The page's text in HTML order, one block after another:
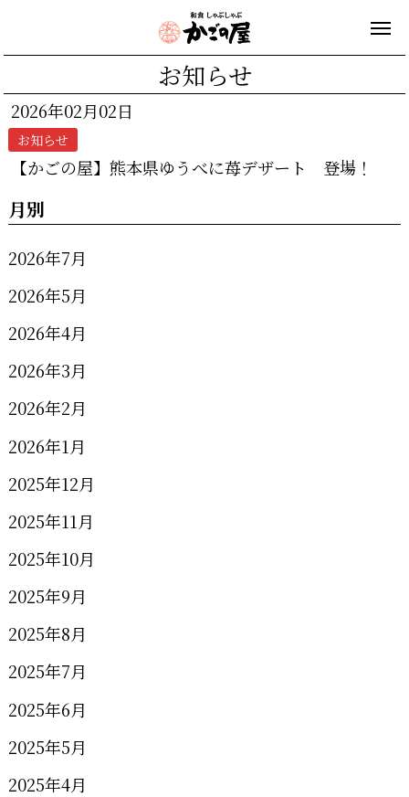
お知らせ
2026年02月02日
お知らせ
【かごの屋】熊本県ゆうべに苺デザート 登場！
月別
2026年7月
2026年5月
2026年4月
2026年3月
2026年2月
2026年1月
2025年12月
2025年11月
2025年10月
2025年9月
2025年8月
2025年7月
2025年6月
2025年5月
2025年4月